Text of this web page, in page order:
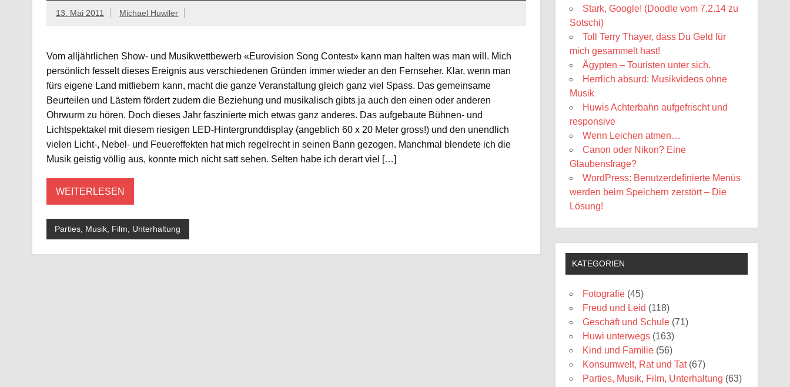
13. Mai 2011 Michael Huwiler
Vom alljährlichen Show- und Musikwettbewerb «Eurovision Song Contest» kann man halten was man will. Mich
persönlich fesselt dieses Ereignis aus verschiedenen Gründen immer wieder an den Fernseher. Klar, wenn man
fürs eigene Land mitfiebern kann, macht die ganze Veranstaltung gleich ganz viel Spass. Das gemeinsame
Beurteilen und Lästern fördert zudem die Beziehung und musikalisch gibts ja auch den einen oder anderen
Ohrwurm zu hören. Doch dieses Jahr faszinierte mich etwas ganz anderes. Das aufgebaute Bühnen- und
Lichtspektakel mit diesem riesigen LED-Hintergrunddisplay (angeblich 60 x 20 Meter gross!) und den unendlich
vielen Licht-, Nebel- und Feuereffekten hat mich regelrecht in seinen Bann gezogen. Manchmal blendete ich die
Musik geistig völlig aus, konnte mich nicht satt sehen. Selten habe ich derart viel […]
WEITERLESEN
Parties, Musik, Film, Unterhaltung
Stark, Google! (Doodle vom 7.2.14 zu
Sotschi)
Toll Terry Thayer, dass Du Geld für
mich gesammelt hast!
Ägypten – Touristen unter sich.
Herrlich absurd: Musikvideos ohne
Musik
Huwis Achterbahn aufgefrischt und
responsive
Wenn Leichen atmen…
Canon oder Nikon? Eine
Glaubensfrage?
WordPress: Benutzerdefinierte Menüs
werden beim Speichern zerstört – Die
Lösung!
KATEGORIEN
Fotografie (45)
Freud und Leid (118)
Geschäft und Schule (71)
Huwi unterwegs (163)
Kind und Familie (56)
Konsumwelt, Rat und Tat(67)
Parties, Musik, Film, Unterhaltung (63)